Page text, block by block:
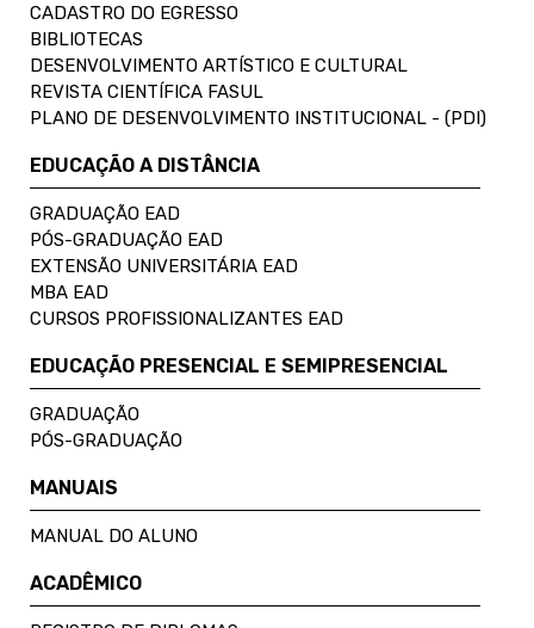
CADASTRO DO EGRESSO
BIBLIOTECAS
DESENVOLVIMENTO ARTÍSTICO E CULTURAL
REVISTA CIENTÍFICA FASUL
PLANO DE DESENVOLVIMENTO INSTITUCIONAL - (PDI)
EDUCAÇÃO A DISTÂNCIA
GRADUAÇÃO EAD
PÓS-GRADUAÇÃO EAD
EXTENSÃO UNIVERSITÁRIA EAD
MBA EAD
CURSOS PROFISSIONALIZANTES EAD
EDUCAÇÃO PRESENCIAL E SEMIPRESENCIAL
GRADUAÇÃO
PÓS-GRADUAÇÃO
MANUAIS
MANUAL DO ALUNO
ACADÊMICO